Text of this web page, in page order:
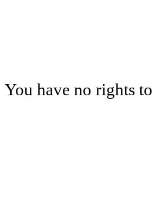
You have no rights